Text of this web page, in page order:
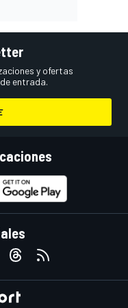
y ofertas
entrada.